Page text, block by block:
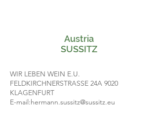
Austria
SUSSITZ
WIR LEBEN WEIN E.U.
FELDKIRCHNERSTRASSE 24A 9020
KLAGENFURT
E-mail:hermann.sussitz@sussitz.eu